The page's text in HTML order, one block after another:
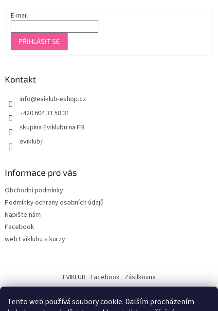
Tento web používá soubory cookie. Dalším procházením
E-mail
PŘIHLÁSIT SE
Kontakt
info@eviklub-eshop.cz
+420 604 31 58 31
skupina Eviklubu na FB
eviklub/
Informace pro vás
Obchodní podmínky
Podmínky ochrany osobních údajů
Napište nám
Facebook
web Eviklubu s kurzy
EVIKLUB Facebook Zásilkovna